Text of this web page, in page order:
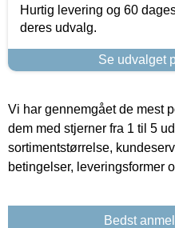
Hurtig levering og 60
deres udvalg.
Se udvalget
Vi har gennemgået de mest
dem med stjerner fra 1 til 5
sortimentstørrelse,
betingelser, leveringsformer
Bedst